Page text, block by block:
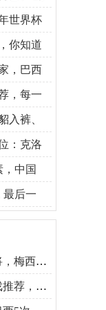
世界杯
你知道
，巴西
，每一
入裤、
：克洛
中国
最后一
、C罗皆
每一部